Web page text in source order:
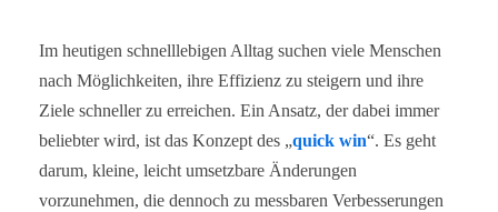
Im heutigen schnelllebigen Alltag suchen viele Menschen
nach Möglichkeiten, ihre Effizienz zu steigern und ihre
Ziele schneller zu erreichen. Ein Ansatz, der dabei immer
beliebter wird, ist das Konzept des „quick win“. Es geht
darum, kleine, leicht umsetzbare Änderungen
vorzunehmen, die dennoch zu messbaren Verbesserungen